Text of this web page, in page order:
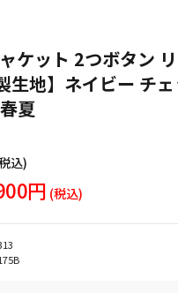
ャケット 2つボタン
生地】ネイビー チ
夏
込)
円 (税込)